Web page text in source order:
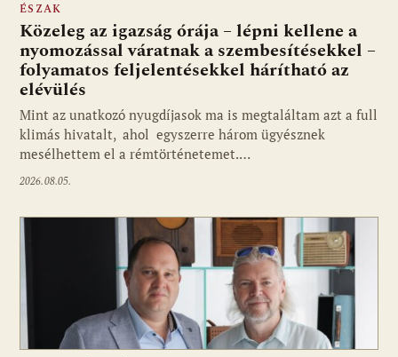
ÉSZAK
Közeleg az igazság órája – lépni kellene a
nyomozással váratnak a szembesítésekkel –
folyamatos feljelentésekkel hárítható az
elévülés
Mint az unatkozó nyugdíjasok ma is megtaláltam azt a full
klimás hivatalt, ahol egyszerre három ügyésznek
mesélhettem el a rémtörténetemet.…
2026.08.05.